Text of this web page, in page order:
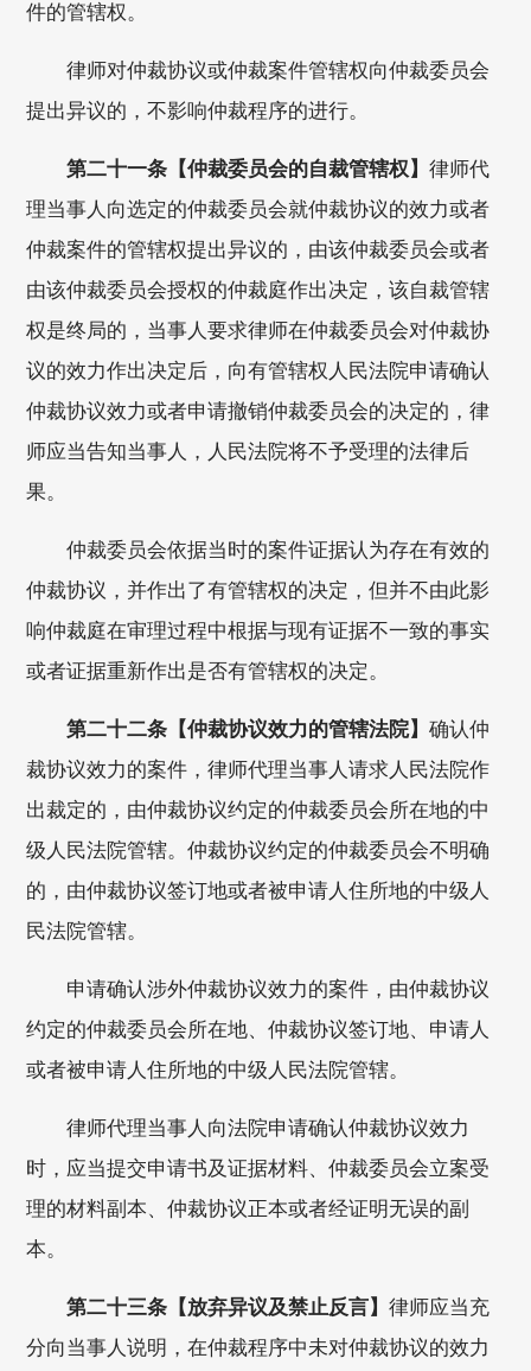
件的管辖权。
律师对仲裁协议或仲裁案件管辖权向仲裁委员会
提出异议的，不影响仲裁程序的进行。
第二十一条【仲裁委员会的自裁管辖权】律师代
理当事人向选定的仲裁委员会就仲裁协议的效力或者
仲裁案件的管辖权提出异议的，由该仲裁委员会或者
由该仲裁委员会授权的仲裁庭作出决定，该自裁管辖
权是终局的，当事人要求律师在仲裁委员会对仲裁协
议的效力作出决定后，向有管辖权人民法院申请确认
仲裁协议效力或者申请撤销仲裁委员会的决定的，律
师应当告知当事人，人民法院将不予受理的法律后
果。
仲裁委员会依据当时的案件证据认为存在有效的
仲裁协议，并作出了有管辖权的决定，但并不由此影
响仲裁庭在审理过程中根据与现有证据不一致的事实
或者证据重新作出是否有管辖权的决定。
第二十二条【仲裁协议效力的管辖法院】确认仲
裁协议效力的案件，律师代理当事人请求人民法院作
出裁定的，由仲裁协议约定的仲裁委员会所在地的中
级人民法院管辖。仲裁协议约定的仲裁委员会不明确
的，由仲裁协议签订地或者被申请人住所地的中级人
民法院管辖。
申请确认涉外仲裁协议效力的案件，由仲裁协议
约定的仲裁委员会所在地、仲裁协议签订地、申请人
或者被申请人住所地的中级人民法院管辖。
律师代理当事人向法院申请确认仲裁协议效力
时，应当提交申请书及证据材料、仲裁委员会立案受
理的材料副本、仲裁协议正本或者经证明无误的副
本。
第二十三条【放弃异议及禁止反言】律师应当充
分向当事人说明，在仲裁程序中未对仲裁协议的效力